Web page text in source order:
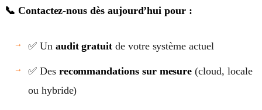
📞 Contactez-nous dès aujourd’hui pour :
✅ Un audit gratuit de votre système actuel
✅ Des recommandations sur mesure (cloud, locale
ou hybride)